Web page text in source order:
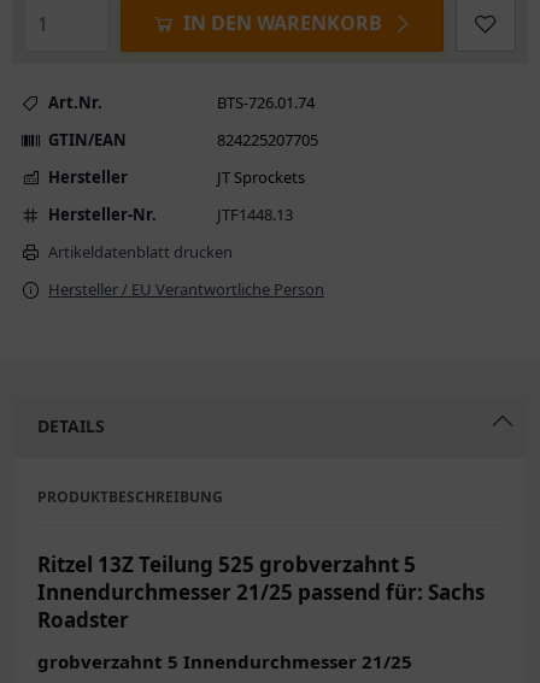
IN DEN WARENKORB
Art.Nr.
BTS-726.01.74
GTIN/EAN
824225207705
Hersteller
JT Sprockets
Hersteller-Nr.
JTF1448.13
Artikeldatenblatt drucken
Hersteller / EU Verantwortliche Person
DETAILS
PRODUKTBESCHREIBUNG
Ritzel 13Z Teilung 525 grobverzahnt 5
Innendurchmesser 21/25 passend für: Sachs
Roadster
grobverzahnt 5 Innendurchmesser 21/25